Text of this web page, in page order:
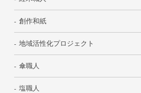
創作和紙
地域活性化プロジェクト
傘職人
塩職人